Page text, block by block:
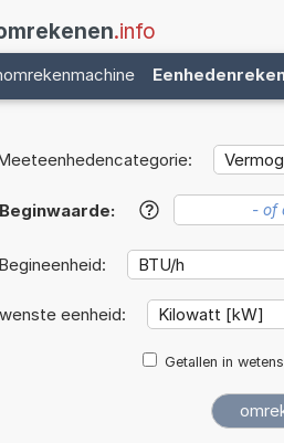
.info
Beginwaarde: ?
Begineenheid:
eenheid:
Getallen in